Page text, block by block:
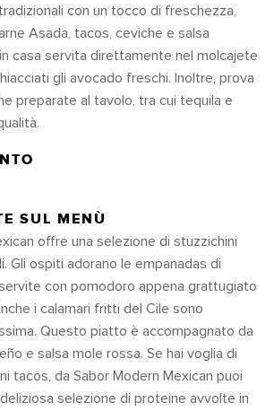
con un tocco di freschezza,
Asada, tacos, ceviche e salsa
casa servita direttamente nel molcajete
gli avocado freschi. Inoltre, prova
preparate al tavolo, tra cui tequila e
SUL MENÙ
offre una selezione di stuzzichini
Gli ospiti adorano le empanadas di
con pomodoro appena grattugiato
i calamari fritti del Cile sono
Questo piatto è accompagnato da
e salsa mole rossa. Se hai voglia di
tacos, da Sabor Modern Mexican puoi
selezione di proteine avvolte in